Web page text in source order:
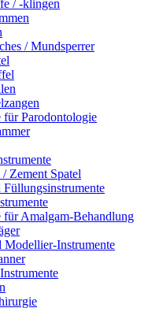
/ -klingen
/ Mundsperrer
für Parodontologie
Zement Spatel
für Amalgam-Behandlung
Modellier-Instrumente